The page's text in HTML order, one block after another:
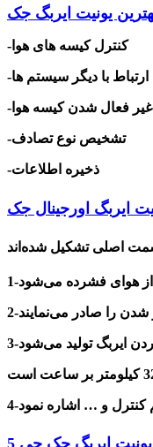
-کنترل کیسه های هوا
-ارتباط با دیگر سیستم ها
غیر فعال شدن کیسه هوا
-تشخیص نوع تصادف
-ذخیره اطلاعات